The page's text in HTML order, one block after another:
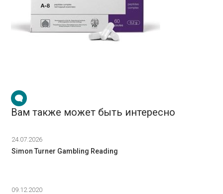
Вам также может быть интересно
24.07.2026
Simon Turner Gambling Reading
09.12.2020